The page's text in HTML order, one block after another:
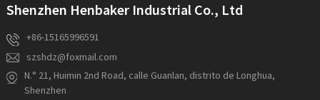
Shenzhen Henbaker Industrial Co., Ltd
+86-15165996591
szshdz@foxmail.com
N.° 21, Huimin 2nd Road, calle Guanlan, distrito de Longhua,
Shenzhen